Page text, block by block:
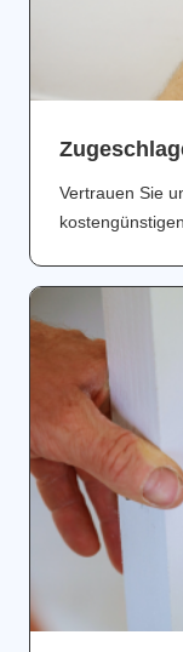
Vertrauen Sie